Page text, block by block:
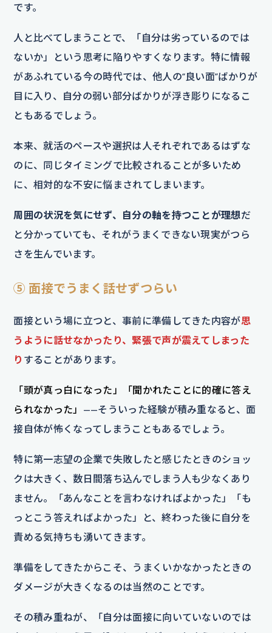
です。
人と比べてしまうことで、「自分は劣っているのでは
ないか」という思考に陥りやすくなります。特に情報
があふれている今の時代では、他人の“良い面”ばかりが
目に入り、自分の弱い部分ばかりが浮き彫りになるこ
ともあるでしょう。
本来、就活のペースや選択は人それぞれであるはずな
のに、同じタイミングで比較されることが多いため
に、相対的な不安に悩まされてしまいます。
周囲の状況を気にせず、自分の軸を持つことが理想だ
と分かっていても、それがうまくできない現実がつら
さを生んでいます。
⑤ 面接でうまく話せずつらい
面接という場に立つと、事前に準備してきた内容が思
うように話せなかったり、緊張で声が震えてしまった
り することがあります。
「頭が真っ白になった」「聞かれたことに的確に答え
られなかった」 ——そういった経験が積み重なると、面
接自体が怖くなってしまうこともあるでしょう。
特に第一志望の企業で失敗したと感じたときのショッ
クは大きく、数日間落ち込んでしまう人も少なくあり
ません。「あんなことを言わなければよかった」「も
っとこう答えればよかった」と、終わった後に自分を
責める気持ちも湧いてきます。
準備をしてきたからこそ、うまくいかなかったときの
ダメージが大きくなるのは当然のことです。
その積み重ねが、「自分は面接に向いていないのでは